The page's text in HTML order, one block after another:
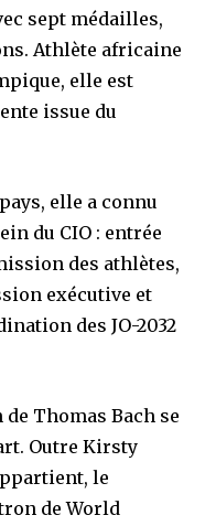
sept médailles,
Athlète africaine
elle est
issue du
elle a connu
du CIO : entrée
des athlètes,
exécutive et
des JO-2032
Thomas Bach se
Outre Kirsty
le
de World